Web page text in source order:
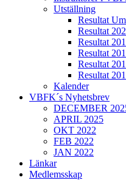
Utställning
Resultat
Resultat
Resultat
Resultat
Resultat
Resultat
Kalender
VBFK´s Nyhetsbrev
DECEMBER
APRIL 2025
OKT 2022
FEB 2022
JAN 2022
Länkar
Medlemsskap